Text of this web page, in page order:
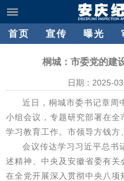
首页 宣传 曝光
桐城：市委党的建
日期：2025-
近日，桐城市委书记章周
小组会议，专题研究部署在
学习教育工作。市领导方钱方
会议传达学习习近平总书
述精神、中央及安徽省委有
在全党开展深入贯彻中央八项